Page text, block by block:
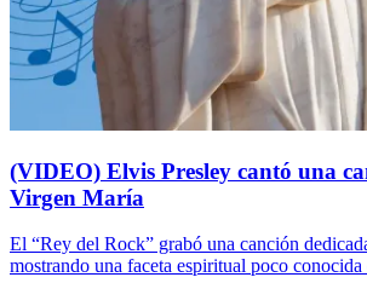
(VIDEO) Elvis Presley cantó una
Virgen María
El “Rey del Rock” grabó una canción
mostrando una faceta espiritual poco